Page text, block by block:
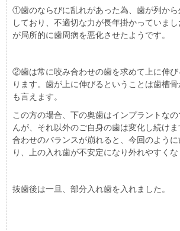
①歯のならびに乱れがあった為、歯が列か
しており、不適切な力が長年掛かっていま
が局所的に歯周病を悪化させたようです。
②歯は常に咬み合わせの歯を求めて上に伸び
ります。歯が上に伸びるということは歯槽
も言えます。
この方の場合、下の奥歯はインプラントな
んが、それ以外のご自身の歯は変化し続け
合わせのバランスが崩れると、今回のよう
り、上の入れ歯が不安定になり外れやすくな
抜歯後は一旦、部分入れ歯を入れました。